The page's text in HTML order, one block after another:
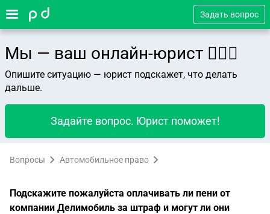
Задать вопрос
Мы — ваш онлайн-юрист 👨🏻‍⚖️
Опишите ситуацию — юрист подскажет, что делать
дальше.
Задайте вопрос. Юрист поможет!
Вопросы Автомобильное право
Подскажите пожалуйста оплачивать ли пени от
компании Делимобиль за штраф и могут ли они